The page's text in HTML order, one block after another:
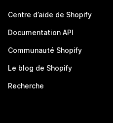
Centre d’aide de Shopify
Documentation API
Communauté Shopify
Le blog de Shopify
Recherche